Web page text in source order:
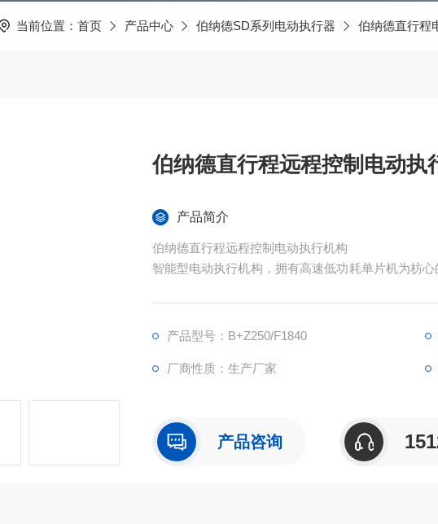
当前位置： 首页 产品中心 伯纳德SD系列电动执行器 伯纳德直行程
伯纳德直行程远程控制电动执
产品简介
伯纳德直行程远程控制电动执行机构
智能型电动执行机构，拥有高速低功耗单片机为枋
产品型号：B+Z250/F1840
厂商性质：生产厂家
产品咨询